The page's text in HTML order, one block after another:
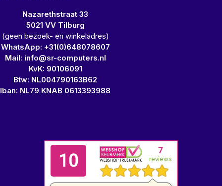
Nazarethstraat 33
5021 VV Tilburg
(geen bezoek- en winkeladres)
WhatsApp: +31(0)648078607
Mail: info@sr-computers.nl
KvK: 90106091
Btw: NL004790163B62
Iban: NL79 KNAB 0613393988